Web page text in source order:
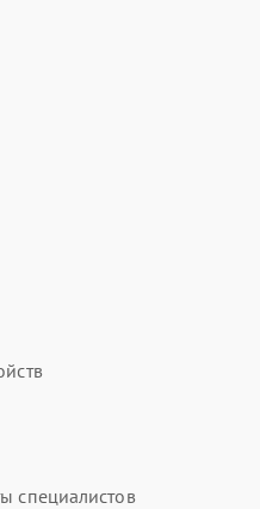
специалистов